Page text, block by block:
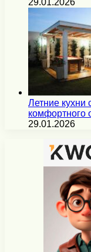
29.01.2026
Летние кухни
комфортного
29.01.2026